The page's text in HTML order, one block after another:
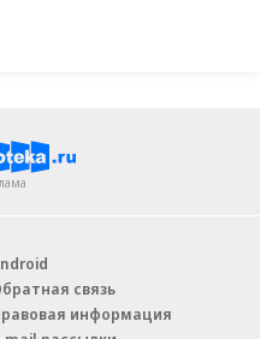
связь
информация